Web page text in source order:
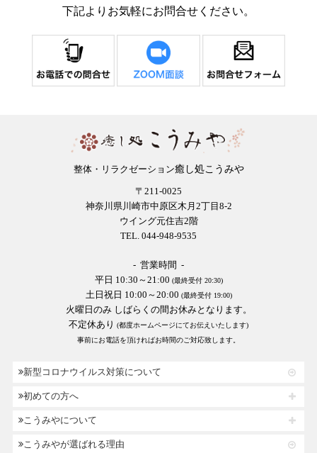
下記よりお気軽にお問合せください。
整体・リラクゼーション癒し処こうみや
〒211-0025
神奈川県川崎市中原区木月2丁目8-2
ウイング元住吉2階
TEL. 044-948-9535
- 営業時間 -
平日 10:30～21:00 (最終受付 20:30)
土日祝日 10:00～20:00 (最終受付 19:00)
火曜日のみ しばらくの間お休みとなります。
不定休あり (都度ホームページにてお伝えいたします)
事前にお電話を頂ければお時間のご対応致します。
新型コロナウイルス対策について
初めての方へ
こうみやについて
こうみやが選ばれる理由